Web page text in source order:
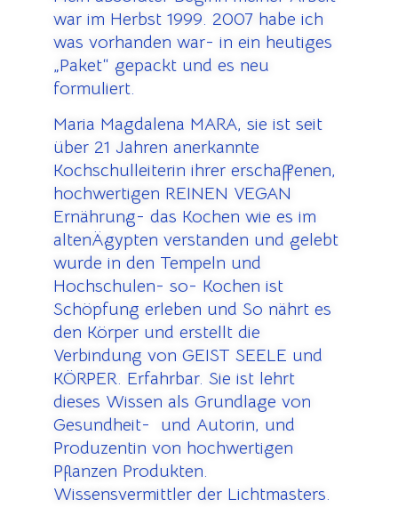
war im Herbst 1999. 2007 habe ich
was vorhanden war- in ein heutiges
„Paket“ gepackt und es neu
formuliert.
Maria Magdalena MARA, sie ist seit
über 21 Jahren anerkannte
Kochschulleiterin ihrer erschaffenen,
hochwertigen REINEN VEGAN
Ernährung- das Kochen wie es im
altenÄgypten verstanden und gelebt
wurde in den Tempeln und
Hochschulen- so- Kochen ist
Schöpfung erleben und So nährt es
den Körper und erstellt die
Verbindung von GEIST SEELE und
KÖRPER. Erfahrbar. Sie ist lehrt
dieses Wissen als Grundlage von
Gesundheit- und Autorin, und
Produzentin von hochwertigen
Pflanzen Produkten.
Wissensvermittler der Lichtmasters.